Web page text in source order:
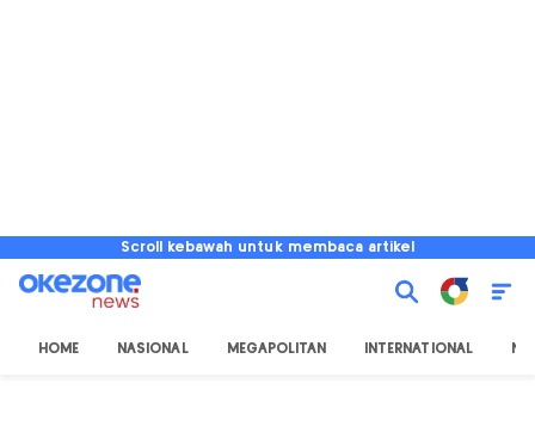
Scroll kebawah untuk membaca artikel
HOME NASIONAL MEGAPOLITAN INTERNATIONAL